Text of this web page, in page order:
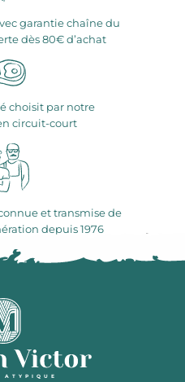
garantie chaîne du
dès 80€ d’achat
choisit par notre
circuit-court
et transmise de
depuis 1976
ATYPIQUE